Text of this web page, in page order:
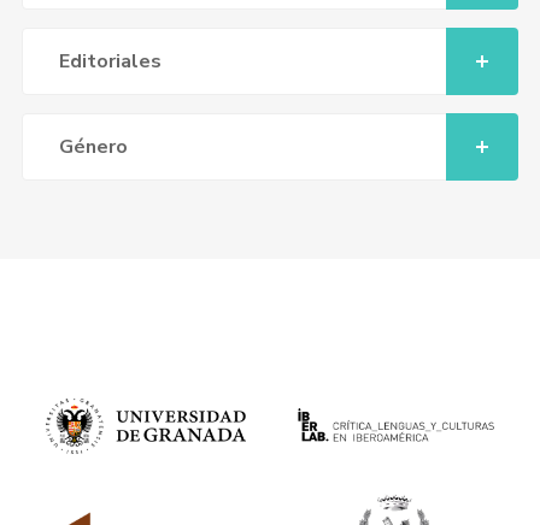
Editoriales
Género